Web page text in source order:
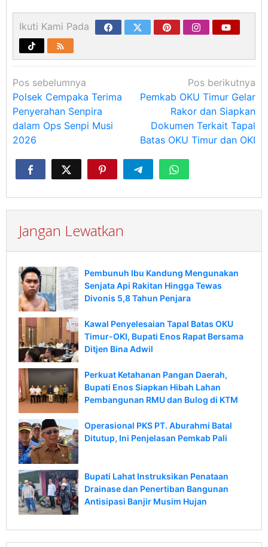
Ikuti Kami Pada
Navigasi
pos
Pos sebelumnya
Polsek Cempaka Terima
Penyerahan Senpira
dalam Ops Senpi Musi
2026
Pos berikutnya
Pemkab OKU Timur Gelar
Rakor dan Siapkan
Dokumen Terkait Tapal
Batas OKU Timur dan OKI
Jangan Lewatkan
Pembunuh Ibu Kandung Mengunakan
Senjata Api Rakitan Hingga Tewas
Divonis 5,8 Tahun Penjara
Kawal Penyelesaian Tapal Batas OKU
Timur-OKI, Bupati Enos Rapat Bersama
Ditjen Bina Adwil
Perkuat Ketahanan Pangan Daerah,
Bupati Enos Siapkan Hibah Lahan
Pembangunan RMU dan Bulog di KTM
Operasional PKS PT. Aburahmi Batal
Ditutup, Ini Penjelasan Pemkab Pali
Bupati Lahat Instruksikan Penataan
Drainase dan Penertiban Bangunan
Antisipasi Banjir Musim Hujan